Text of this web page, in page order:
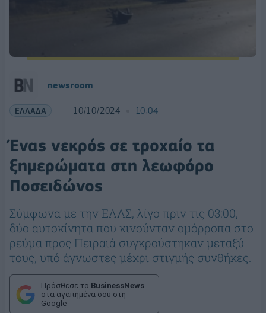
newsroom
ΕΛΛΑΔΑ 10/10/2024 10:04
Ένας νεκρός σε τροχαίο τα
ξημερώματα στη λεωφόρο
Ποσειδώνος
Σύμφωνα με την ΕΛΑΣ, λίγο πριν τις 03:00,
δύο αυτοκίνητα που κινούνταν ομόρροπα στο
ρεύμα προς Πειραιά συγκρούστηκαν μεταξύ
τους, υπό άγνωστες μέχρι στιγμής συνθήκες.
Πρόσθεσε το BusinessNews
στα αγαπημένα σου στη
Google